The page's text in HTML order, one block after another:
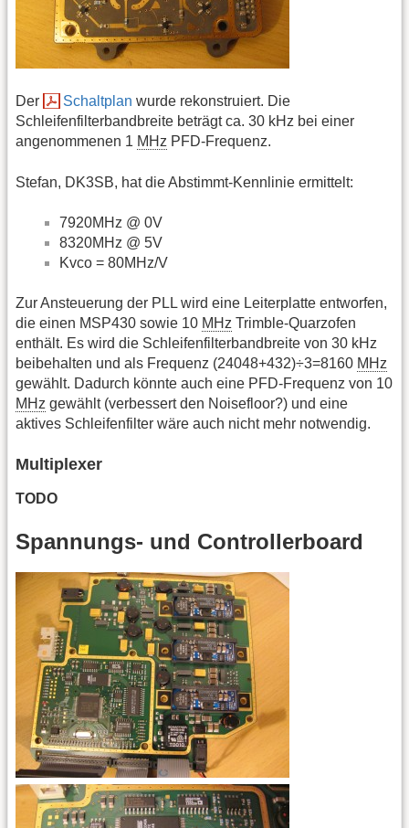
Der Schaltplan wurde rekonstruiert. Die
Schleifenfilterbandbreite beträgt ca. 30 kHz bei einer
angenommenen 1 MHz PFD-Frequenz.
Stefan, DK3SB, hat die Abstimmt-Kennlinie ermittelt:
7920MHz @ 0V
8320MHz @ 5V
Kvco = 80MHz/V
Zur Ansteuerung der PLL wird eine Leiterplatte entworfen,
die einen MSP430 sowie 10 MHz Trimble-Quarzofen
enthält. Es wird die Schleifenfilterbandbreite von 30 kHz
beibehalten und als Frequenz (24048+432)÷3=8160 MHz
gewählt. Dadurch könnte auch eine PFD-Frequenz von 10
MHz gewählt (verbessert den Noisefloor?) und eine
aktives Schleifenfilter wäre auch nicht mehr notwendig.
Multiplexer
TODO
Spannungs- und Controllerboard